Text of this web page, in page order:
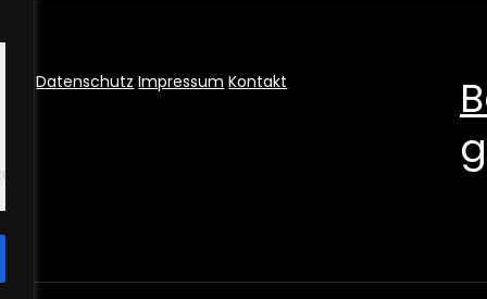
Datenschutz Impressum Kontakt